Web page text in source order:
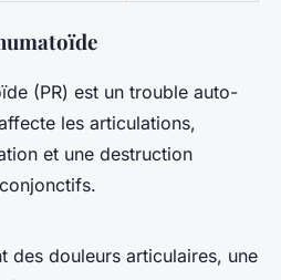
(PR) est un trouble auto-
les articulations,
et une destruction
des douleurs articulaires, une